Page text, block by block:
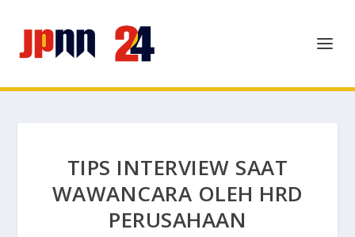
TIPS INTERVIEW SAAT
WAWANCARA OLEH HRD
PERUSAHAAN